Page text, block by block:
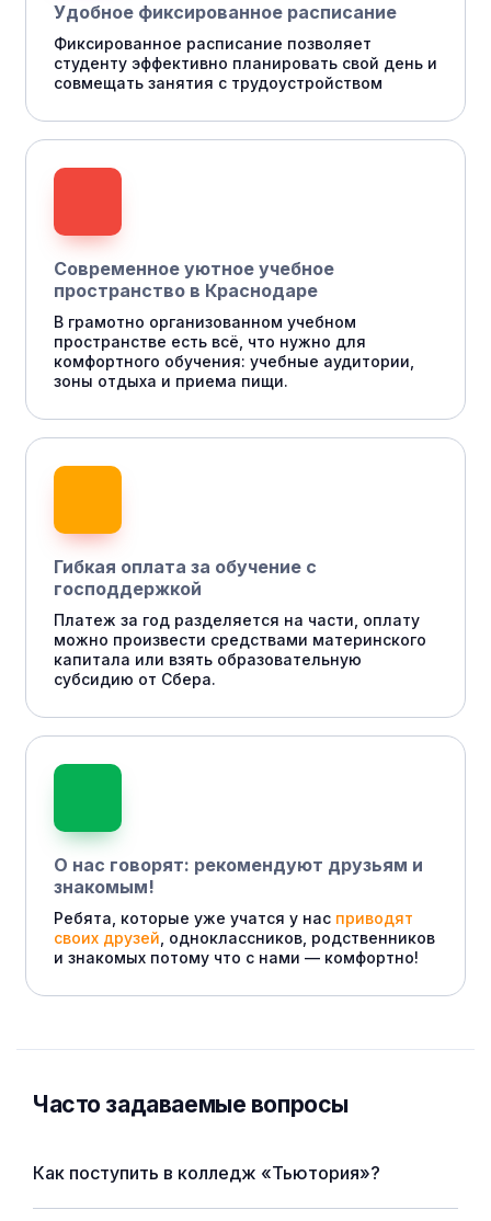
Удобное фиксированное расписание
Фиксированное расписание позволяет
студенту эффективно планировать свой день и
совмещать занятия с трудоустройством
Современное уютное учебное
пространство в Краснодаре
В грамотно организованном учебном
пространстве есть всё, что нужно для
комфортного обучения: учебные аудитории,
зоны отдыха и приема пищи.
Гибкая оплата за обучение с
господдержкой
Платеж за год разделяется на части, оплату
можно произвести средствами материнского
капитала или взять образовательную
субсидию от Сбера.
О нас говорят: рекомендуют друзьям и
знакомым!
Ребята, которые уже учатся у нас приводят
своих друзей , одноклассников, родственников
и знакомых потому что с нами — комфортно!
Часто задаваемые вопросы
Как поступить в колледж «Тьютория»?